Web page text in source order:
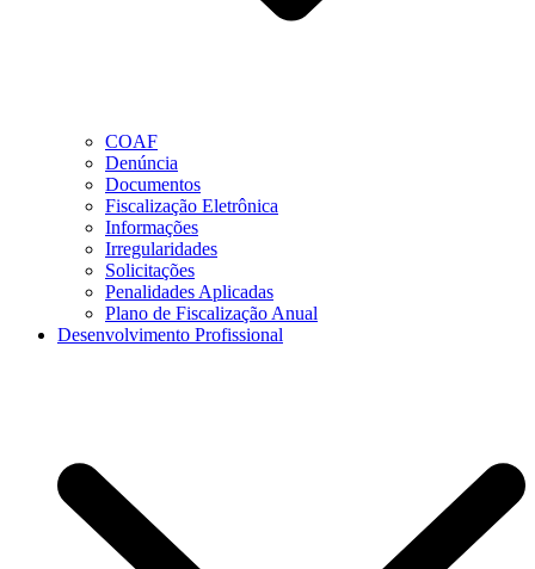
COAF
Denúncia
Documentos
Fiscalização Eletrônica
Informações
Irregularidades
Solicitações
Penalidades Aplicadas
Plano de Fiscalização Anual
Desenvolvimento Profissional